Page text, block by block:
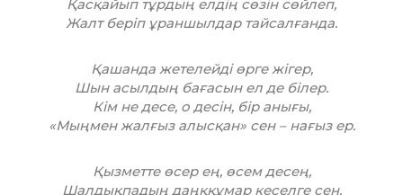
Қасқайып тұрдың елдің сөзін сөйлеп,
Жалт беріп ұраншылдар тайсалғанда.
Қашанда жетелейді өрге жігер,
Шын асылдың бағасын ел де білер.
Кім не десе, о десін, бір анығы,
«Мыңмен жалғыз алысқан» сен – нағыз ер.
Қызметте өсер ең, өсем десең,
Шалдықпадың даңққұмар кеселге сен.